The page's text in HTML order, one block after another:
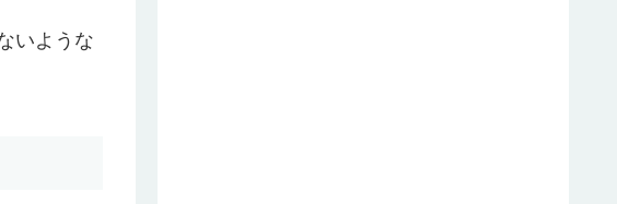
いような